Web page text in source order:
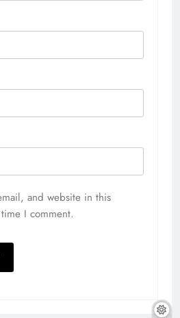
and website in this
I comment.